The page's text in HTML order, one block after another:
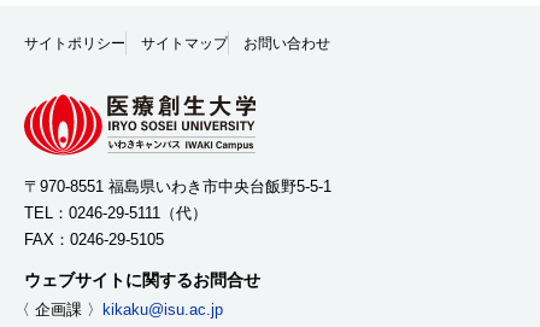
サイトポリシー サイトマップ お問い合わせ
〒970-8551 福島県いわき市中央台飯野5-5-1
TEL： 0246-29-5111 （代）
FAX：0246-29-5105
ウェブサイトに関するお問合せ
〈 企画課 〉 kikaku@isu.ac.jp